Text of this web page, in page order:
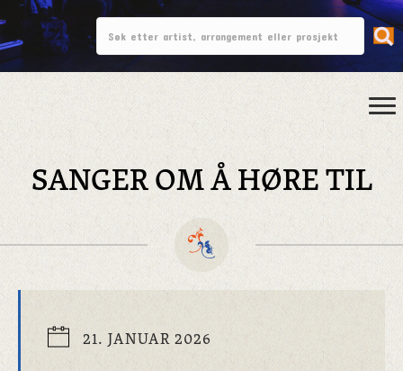
SANGER OM Å HØRE TIL
21. JANUAR 2026